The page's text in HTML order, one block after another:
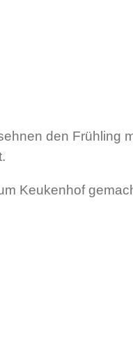
den Frühling
Keukenhof